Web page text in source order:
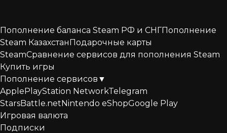
содержанию
Пополнение баланса Steam РФ и СНГПополнение
Steam КазахстанПодарочные карты
SteamСравнение сервисов для пополнения Steam
Купить игры
Пополнение сервисов ▼
ApplePlayStation NetworkTelegram
StarsBattle.netNintendo eShopGoogle Play
Игровая валюта
Подписки